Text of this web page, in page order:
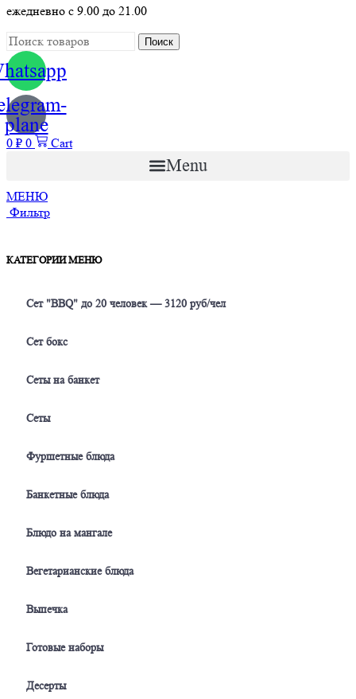
ежедневно с 9.00 до 21.00
Поиск
plane
0 ₽ 0 Cart
Menu
МЕНЮ
Фильтр
КАТЕГОРИИ МЕНЮ
Сет "BBQ" до 20 человек — 3120 руб/чел
Сет бокс
Сеты на банкет
Сеты
Фуршетные блюда
Банкетные блюда
Блюдо на мангале
Вегетарианские блюда
Выпечка
Готовые наборы
Десерты